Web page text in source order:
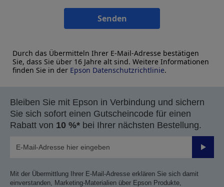
Senden
Durch das Übermitteln Ihrer E-Mail-Adresse bestätigen
Sie, dass Sie über 16 Jahre alt sind. Weitere Informationen
finden Sie in der Epson Datenschutzrichtlinie.
Bleiben Sie mit Epson in Verbindung und sichern
Sie sich sofort einen Gutscheincode für einen
Rabatt von 10 %* bei Ihrer nächsten Bestellung.
Mit der Übermittlung Ihrer E-Mail-Adresse erklären Sie sich damit
einverstanden, Marketing-Materialien über Epson Produkte,